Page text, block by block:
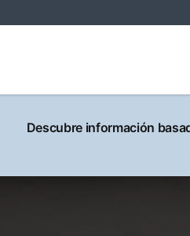
Descubre información